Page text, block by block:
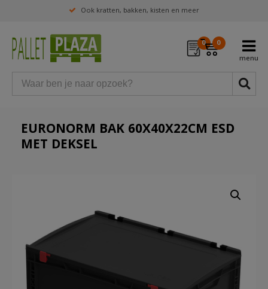
Ook kratten, bakken, kisten en meer
0 0
EURONORM BAK 60X40X22CM ESD
MET DEKSEL